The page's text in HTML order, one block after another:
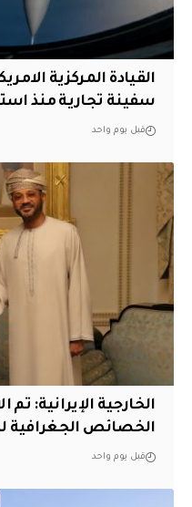
سفينة تجارية منذ
قبل يوم واحد
‏الخارجية الإيرانية:
الخصائص الجغرافية
قبل يوم واحد